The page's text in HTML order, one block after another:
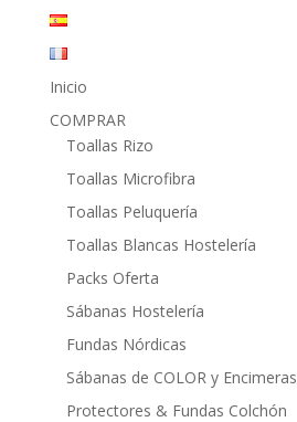
Inicio
COMPRAR
Toallas Rizo
Toallas Microfibra
Toallas Peluquería
Toallas Blancas Hostelería
Packs Oferta
Sábanas Hostelería
Fundas Nórdicas
Sábanas de COLOR y Encimeras
Protectores & Fundas Colchón